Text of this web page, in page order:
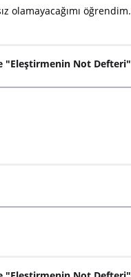
olamayacağımı
"Eleştirmenin Not Defteri"